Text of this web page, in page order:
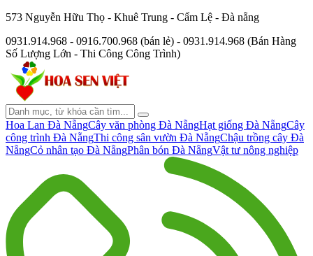
573 Nguyễn Hữu Thọ - Khuê Trung - Cẩm Lệ - Đà nẵng
0931.914.968 - 0916.700.968 (bán lẻ) - 0931.914.968 (Bán Hàng
Số Lượng Lớn - Thi Công Công Trình)
Hoa Lan Đà NẵngCây văn phòng Đà NẵngHạt giống Đà NẵngCây
công trình Đà NẵngThi công sân vườn Đà NẵngChậu trồng cây Đà
NẵngCỏ nhân tạo Đà NẵngPhân bón Đà NẵngVật tư nông nghiệp